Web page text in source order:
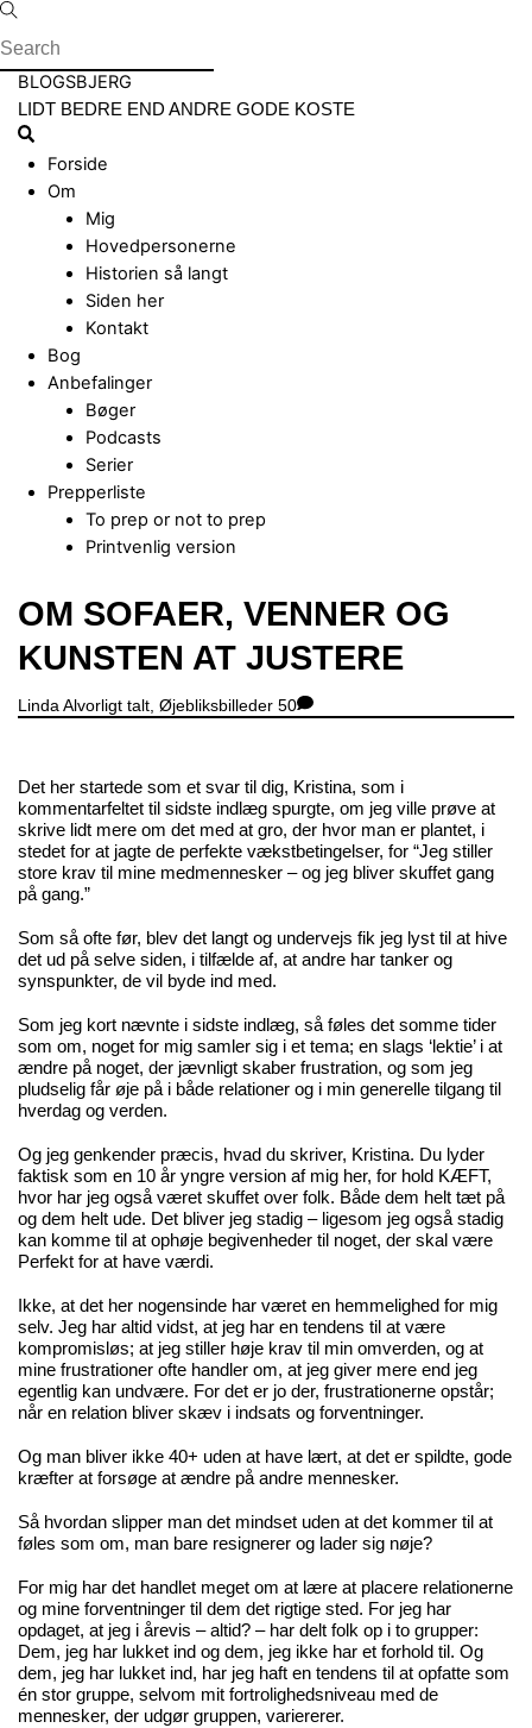
Skip
to
content
Menu
BLOGSBJERG
LIDT BEDRE END ANDRE GODE KOSTE
Search
Forside
Om
Mig
Hovedpersonerne
Historien så langt
Siden her
Kontakt
Bog
Anbefalinger
Bøger
Podcasts
Serier
Prepperliste
To prep or not to prep
Printvenlig version
Close
Menu
OM SOFAER, VENNER OG
KUNSTEN AT JUSTERE
Linda Alvorligt talt, Øjebliksbilleder 50
Det her startede som et svar til dig, Kristina, som i
kommentarfeltet til sidste indlæg spurgte, om jeg ville prøve at
skrive lidt mere om det med at gro, der hvor man er plantet, i
stedet for at jagte de perfekte vækstbetingelser, for “Jeg stiller
store krav til mine medmennesker – og jeg bliver skuffet gang
på gang.”
Som så ofte før, blev det langt og undervejs fik jeg lyst til at hive
det ud på selve siden, i tilfælde af, at andre har tanker og
synspunkter, de vil byde ind med.
Som jeg kort nævnte i sidste indlæg, så føles det somme tider
som om, noget for mig samler sig i et tema; en slags ‘lektie’ i at
ændre på noget, der jævnligt skaber frustration, og som jeg
pludselig får øje på i både relationer og i min generelle tilgang til
hverdag og verden.
Og jeg genkender præcis, hvad du skriver, Kristina. Du lyder
faktisk som en 10 år yngre version af mig her, for hold KÆFT,
hvor har jeg også været skuffet over folk. Både dem helt tæt på
og dem helt ude. Det bliver jeg stadig – ligesom jeg også stadig
kan komme til at ophøje begivenheder til noget, der skal være
Perfekt for at have værdi.
Ikke, at det her nogensinde har været en hemmelighed for mig
selv. Jeg har altid vidst, at jeg har en tendens til at være
kompromisløs; at jeg stiller høje krav til min omverden, og at
mine frustrationer ofte handler om, at jeg giver mere end jeg
egentlig kan undvære. For det er jo der, frustrationerne opstår;
når en relation bliver skæv i indsats og forventninger.
Og man bliver ikke 40+ uden at have lært, at det er spildte, gode
kræfter at forsøge at ændre på andre mennesker.
Så hvordan slipper man det mindset uden at det kommer til at
føles som om, man bare resignerer og lader sig nøje?
For mig har det handlet meget om at lære at placere relationerne
og mine forventninger til dem det rigtige sted. For jeg har
opdaget, at jeg i årevis – altid? – har delt folk op i to grupper:
Dem, jeg har lukket ind og dem, jeg ikke har et forhold til. Og
dem, jeg har lukket ind, har jeg haft en tendens til at opfatte som
én stor gruppe, selvom mit fortrolighedsniveau med de
mennesker, der udgør gruppen, variererer.